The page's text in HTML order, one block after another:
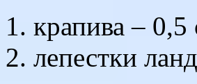
крапива – 0,5
лепестки